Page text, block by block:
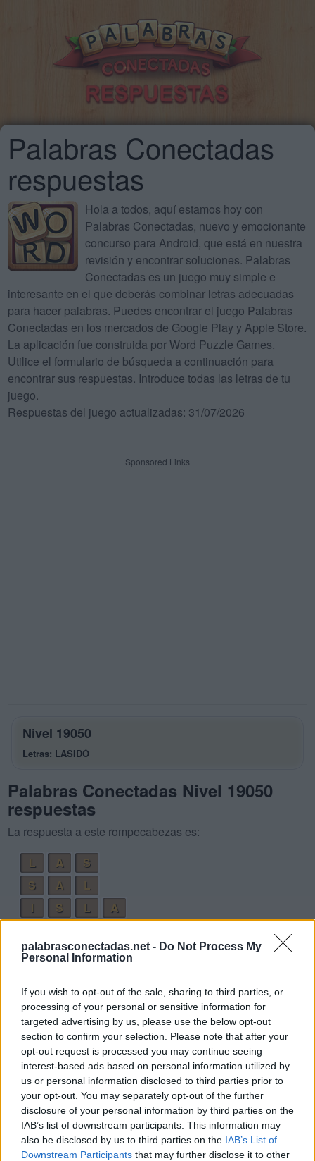
palabrasconectadas.net - Do Not Process My
Personal Information
If you wish to opt-out of the sale, sharing to third parties, or
processing of your personal or sensitive information for
targeted advertising by us, please use the below opt-out
section to confirm your selection. Please note that after your
opt-out request is processed you may continue seeing
interest-based ads based on personal information utilized by
us or personal information disclosed to third parties prior to
your opt-out. You may separately opt-out of the further
disclosure of your personal information by third parties on the
IAB’s list of downstream participants. This information may
also be disclosed by us to third parties on the IAB’s List of
Downstream Participants that may further disclose it to other
Palabras Conectadas
respuestas
Hola a todos, aquí estamos hoy con
Palabras Conectadas, nuevo y emocionante
concurso para Android, que está en nuestra
revisión y encontrar soluciones. Palabras
Conectadas es un juego muy simple e
interesante en el que deberás combinar letras adecuadas
para hacer palabras. Puedes encontrar el juego Palabras
Conectadas en los mercados de Google Play y Apple Store.
La aplicación fue construida por Word Puzzle Games.
Utilice el formulario de búsqueda a continuación para
encontrar sus respuestas. Introduce todas las letras de tu
juego.
Respuestas del juego actualizadas: 31/07/2026
Sponsored Links
Nivel 19050
Letras: LASIDÓ
Palabras Conectadas Nivel 19050
respuestas
La respuesta a este rompecabezas es:
L
A
S
S
A
L
I
S L
A
S
I D
A
S
Ó L I D
A
Palabras extra:
D
A
S
I
D
A
S
A L I
Ó
A
D I Ó
S
S
A L I
D